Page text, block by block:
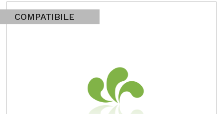
COMPATIBILE